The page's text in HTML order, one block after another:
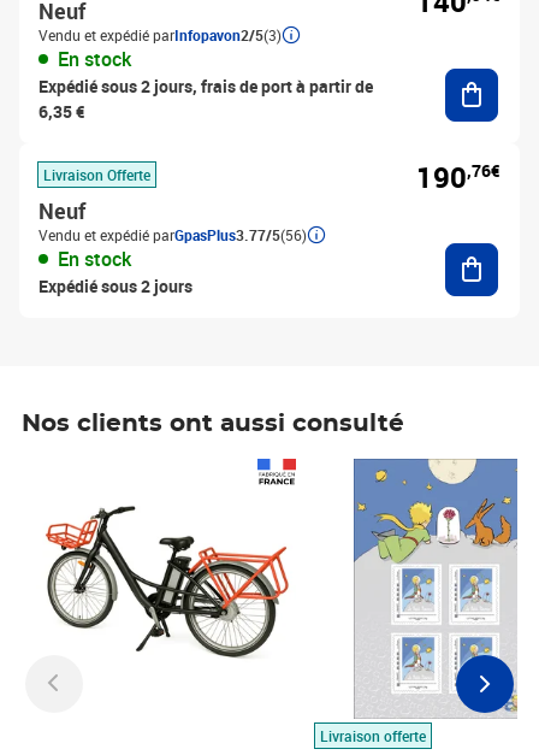
Neuf
Vendu et expédié parInfopavon2/5(3)
En stock
Expédié sous 2 jours, frais de port à partir de
6,35 €
Livraison Offerte
Neuf
Vendu et expédié parGpasPlus3.77/5(56)
En stock
Expédié sous 2 jours
190,76€
Nos clients ont aussi consulté
Livraison offerte
Prix 7,50€